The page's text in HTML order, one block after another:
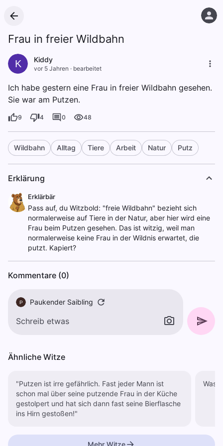
Frau in freier Wildbahn
K Kiddy
vor 5 Jahren · bearbeitet
Ich habe gestern eine Frau in freier Wildbahn gesehen.
Sie war am Putzen.
9 4 0 48
Wildbahn Alltag Tiere Arbeit Natur Putz
Erklärung
Erklärbär
Pass auf, du Witzbold: "freie Wildbahn" bezieht sich
normalerweise auf Tiere in der Natur, aber hier wird eine
Frau beim Putzen gesehen. Das ist witzig, weil man
normalerweise keine Frau in der Wildnis erwartet, die
putzt. Kapiert?
Kommentare (0)
P Paukender Saibling
Ähnliche Witze
"Putzen ist irre gefährlich. Fast jeder Mann ist
schon mal über seine putzende Frau in der Küche
gestolpert und hat sich dann fast seine Bierflasche
ins Hirn gestoßen!"
Mehr Witze